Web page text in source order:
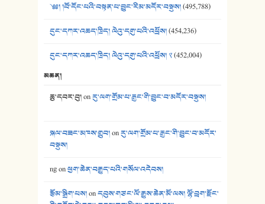
༄༅། །བོ་དོང་པའི་བསྟན་པ་བྱུང་རིམ་མདོར་བསྡུས།(495,788)
དུང་དཀར་འཆད་ཁྲིད། ལེའུ་དགུ་པའི་འཕྲོས།(454,236)
དུང་དཀར་འཆད་ཁྲིད། ལེའུ་དགུ་པའི་འཕྲོས། ༢(452,004)
མཆན།
ཆུ་དབར་བུ།onརུ་ལག་གྲོམ་པ་རྒྱང་གི་བྱུང་བ་མདོར་བསྡུས།
སྐལ་བཟང་མཁས་གྲུབ།onརུ་ལག་གྲོམ་པ་རྒྱང་གི་བྱུང་བ་མདོར་
བསྡུས།
ngonཕྱག་ཆེན་བརྒྱུད་པའི་གསོལ་འདེབས།
རྩོམ་སྒྲིག་པས།onདབུས་གཙང་ལོ་རྒྱུས་ཆེན་མོ་ལས། ལྷོ་བྲག་རྫོང་